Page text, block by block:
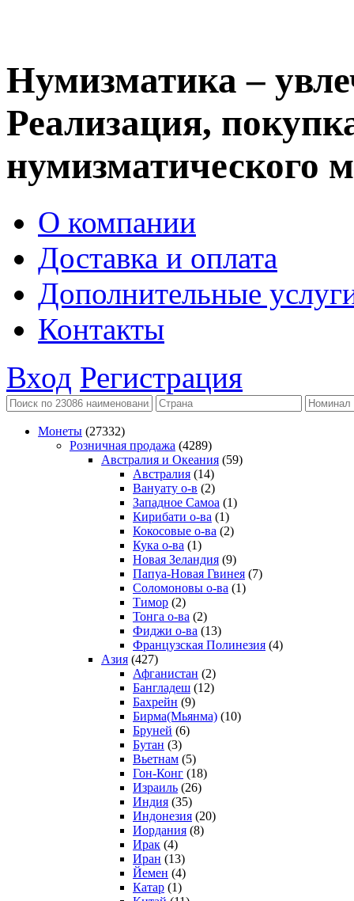
Нумизматика –
Реализация,
нумизматического
О компании
Доставка и оплата
Дополнительные
Контакты
Вход Регистрация
Монеты (27332)
Розничная продажа (4289)
Австралия и Океания (59)
Австралия (14)
Вануату о-в (2)
Западное Самоа (1)
Кирибати о-ва (1)
Кокосовые о-ва (2)
Кука о-ва (1)
Новая Зеландия (9)
Папуа-Новая Гвинея (7)
Соломоновы о-ва (1)
Тимор (2)
Тонга о-ва (2)
Фиджи о-ва (13)
Французская Полинезия (4)
Азия (427)
Афганистан (2)
Бангладеш (12)
Бахрейн (9)
Бирма(Мьянма) (10)
Бруней (6)
Бутан (3)
Вьетнам (5)
Гон-Конг (18)
Израиль (26)
Индия (35)
Индонезия (20)
Иордания (8)
Ирак (4)
Иран (13)
Йемен (4)
Катар (1)